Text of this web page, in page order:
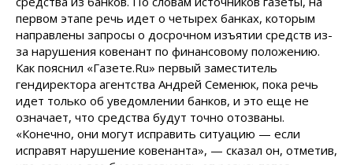
первом этапе речь идет о четырех банках, которым
направлены запросы о досрочном изъятии средств из-
за нарушения ковенант по финансовому положению.
Как пояснил «Газете.Ru» первый заместитель
гендиректора агентства Андрей Семенюк, пока речь
идет только об уведомлении банков, и это еще не
означает, что средства будут точно отозваны.
«Конечно, они могут исправить ситуацию — если
исправят нарушение ковенанта», — сказал он, отметив,